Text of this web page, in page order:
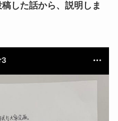
した話から、説明しま